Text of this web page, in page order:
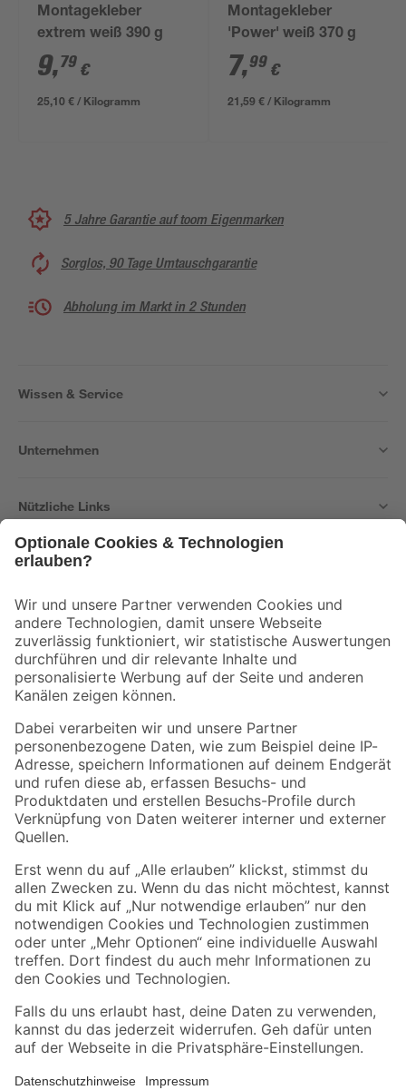
Montagekleber
extrem weiß 390 g
9,79 €
25,10 € / Kilogramm
Montagekleber
'Power' weiß 370 g
7,99 €
21,59 € / Kilogramm
5 Jahre Garantie auf toom Eigenmarken
Sorglos, 90 Tage Umtauschgarantie
Abholung im Markt in 2 Stunden
Wissen & Service
Unternehmen
Nützliche Links
Der toom Newsletter: Keine Angebote und Aktionen mehr verpassen!
Zur Newsletter Anmeldung
Folge uns
Zahlungsarten Versandarten
Sicher einkaufen
Jetzt die toom-App herunterladen
Alle Preisangaben in EUR inkl. gesetzl. MwSt.. Die dargestellten Angebote sind unter
Umständen nicht in allen Märkten verfügbar. Die angegebenen Verfügbarkeiten beziehen
Produkte nur solange der Vorrat reicht.